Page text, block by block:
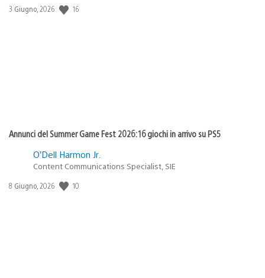
Data
3 Giugno, 2026 16
Annunci del Summer Game Fest 2026: 16 giochi in arrivo su PS5
O’Dell Harmon Jr.
Content Communications Specialist, SIE
Data
8 Giugno, 2026 10